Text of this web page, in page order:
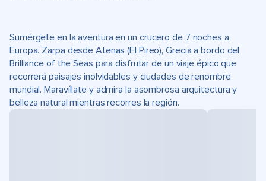
Sumérgete en la aventura en un crucero de 7 noches a
Europa. Zarpa desde Atenas (El Pireo), Grecia a bordo del
Brilliance of the Seas para disfrutar de un viaje épico que
recorrerá paisajes inolvidables y ciudades de renombre
mundial. Maravíllate y admira la asombrosa arquitectura y
belleza natural mientras recorres la región.